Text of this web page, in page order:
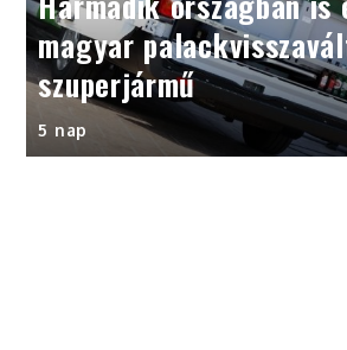
magyar
szuperjármű
5 nap